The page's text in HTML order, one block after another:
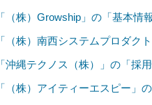
「（株）Growship」の「基本情
「（株）南西システムプロダク
「沖縄テクノス（株）」の「採
「（株）アイティーエスピー」